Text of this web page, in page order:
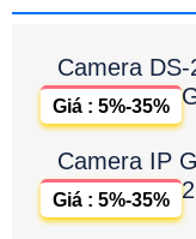
Camera
Giá : 5%-35%
Camera IP
Giá : 5%-35%